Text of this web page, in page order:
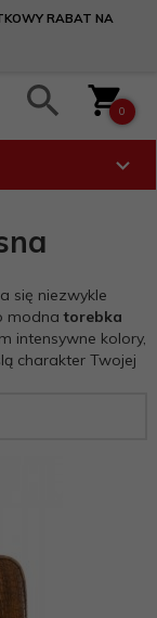
RABAT NA
0
się niezwykle
modnatorebka
intensywne kolory,
charakter Twojej